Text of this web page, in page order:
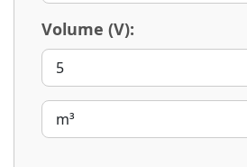
Volume (V):